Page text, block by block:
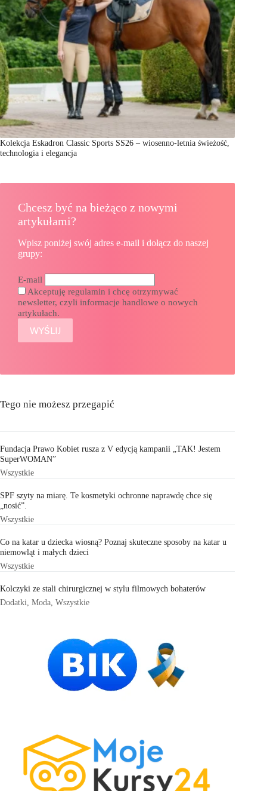
Kolekcja Eskadron Classic Sports SS26 – wiosenno-letnia świeżość,
technologia i elegancja
Chcesz być na bieżąco z nowymi
artykułami?
Wpisz poniżej swój adres e-mail i dołącz do naszej
grupy:
E-mail
Akceptuję regulamin i chcę otrzymywać
newsletter, czyli informacje handlowe o nowych
artykułach.
Tego nie możesz przegapić
Fundacja Prawo Kobiet rusza z V edycją kampanii „TAK! Jestem
SuperWOMAN”
Wszystkie
SPF szyty na miarę. Te kosmetyki ochronne naprawdę chce się
„nosić”.
Wszystkie
Co na katar u dziecka wiosną? Poznaj skuteczne sposoby na katar u
niemowląt i małych dzieci
Wszystkie
Kolczyki ze stali chirurgicznej w stylu filmowych bohaterów
Dodatki Moda Wszystkie